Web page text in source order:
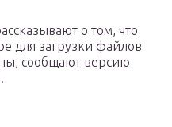
о том, что
для загрузки файлов
сообщают версию